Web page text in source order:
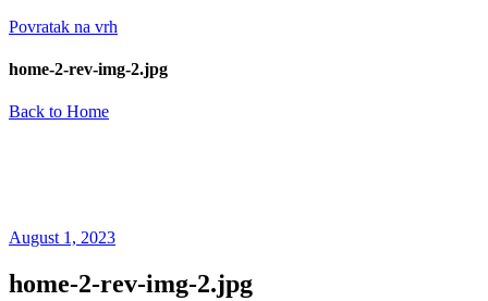
Povratak na vrh
home-2-rev-img-2.jpg
Back to Home
August 1, 2023
home-2-rev-img-2.jpg